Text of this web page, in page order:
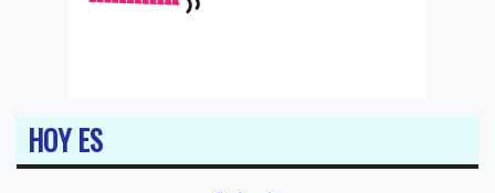
HOY ES